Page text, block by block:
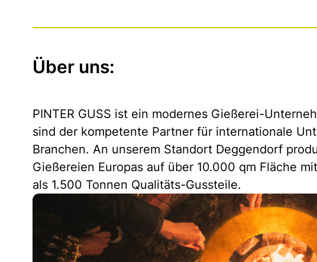
Über uns:
PINTER GUSS ist ein modernes Gießerei-
sind der kompetente Partner für internationale
Branchen. An unserem Standort Deggendorf
Gießereien Europas auf über 10.000 qm Fläche
als 1.500 Tonnen Qualitäts-Gussteile.